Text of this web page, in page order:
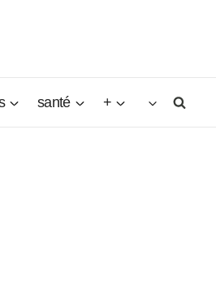
santé +